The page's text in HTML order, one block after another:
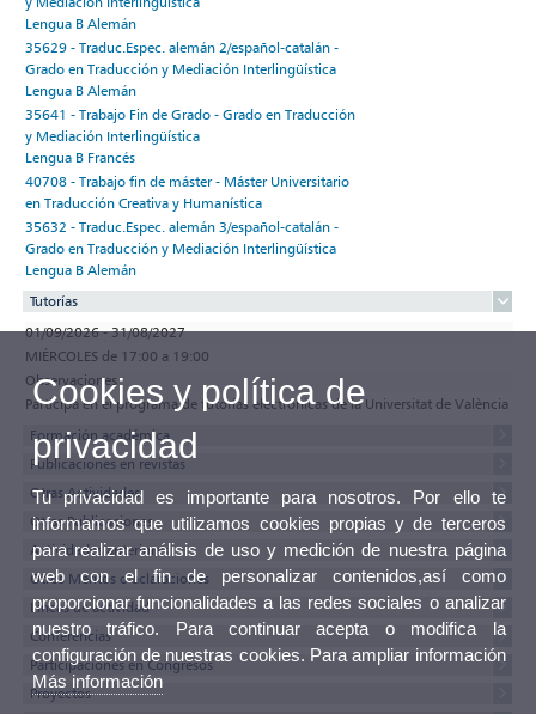
Lengua B Alemán
35629 - Traduc.Espec. alemán 2/español-catalán -
Grado en Traducción y Mediación Interlingüística
Lengua B Alemán
35641 - Trabajo Fin de Grado - Grado en Traducción
y Mediación Interlingüística
Lengua B Francés
40708 - Trabajo fin de máster - Máster Universitario
en Traducción Creativa y Humanística
35632 - Traduc.Espec. alemán 3/español-catalán -
Grado en Traducción y Mediación Interlingüística
Lengua B Alemán
Tutorías
01/09/2026 - 31/08/2027
MIÉRCOLES de 17:00 a 19:00
Observaciones
Participa en el programa de tutorías electrónicas de la Universitat de València
Formación académica
Publicaciones en revistas
Otras Actividades
Otras Publicaciones
Actividades anteriores
Otros Méritos o aclaraciones
Lineas de actividad
Conferencias
Participaciones en Congresos
Proyectos
Cookies y política de
privacidad
Tu privacidad es importante para nosotros. Por ello te
informamos que utilizamos cookies propias y de terceros
para realizar análisis de uso y medición de nuestra página
web con el fin de personalizar contenidos,así como
proporcionar funcionalidades a las redes sociales o analizar
nuestro tráfico. Para continuar acepta o modifica la
configuración de nuestras cookies. Para ampliar información
Más información